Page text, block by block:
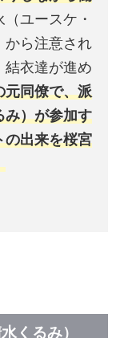
ユースケ・
から注意され
結衣達が進め
元同僚で、派
み）が参加す
の出来を桜宮
くるみ）